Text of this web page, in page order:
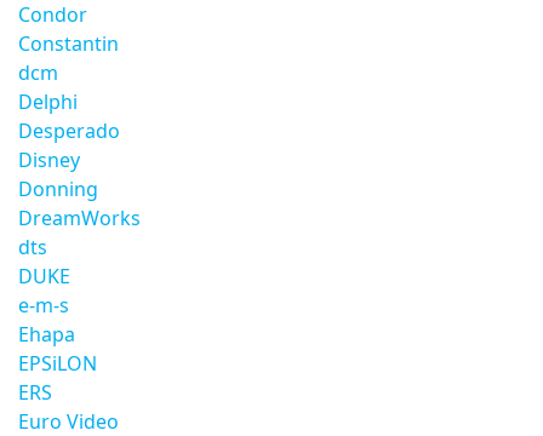
Condor
Constantin
dcm
Delphi
Desperado
Disney
Donning
DreamWorks
dts
DUKE
e-m-s
Ehapa
EPSiLON
ERS
Euro Video